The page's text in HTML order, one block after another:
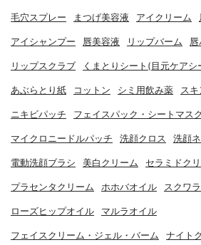
毛穴スプレー まつげ美容液 アイクリーム
アイシャンプー 唇美容液 リップバーム 唇
リップスクラブ くまとりシート(目元ケアシ
あぶらとり紙 コットン シミ用飲み薬 スキ
ニキビパッチ フェイスパック・シートマスク
マイクロニードルパッチ 洗顔クロス 洗顔
電動洗顔ブラシ 美白クリーム セラミドク
プラセンタクリーム ホホバオイル スクワ
ローズヒップオイル マルラオイル
フェイスクリーム・ジェル・バーム ナイト